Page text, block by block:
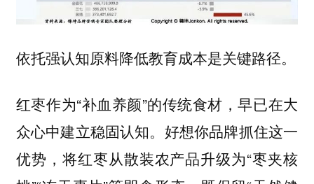
依托强认知原料降低教育成本是关键路径。
红枣作为“补血养颜”的传统食材，早已在大
众心中建立稳固认知。好想你品牌抓住这一
优势，将红枣从散装农产品升级为“枣夹核